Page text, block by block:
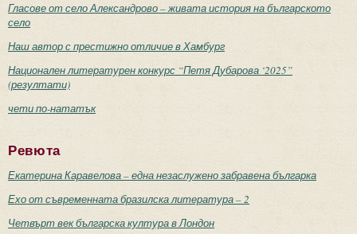
Гласове от село Александрово – живата история на българското
село
Наш автор с престижно отличие в Хамбург
Национален литературен конкурс “Петя Дубарова ‘2025”
(резултати)
чети по-нататък
Ревюта
Екатерина Каравелова – една незаслужено забравена българка
Ехо от съвременната бразилска литература – 2
Четвърт век българска култура в Лондон